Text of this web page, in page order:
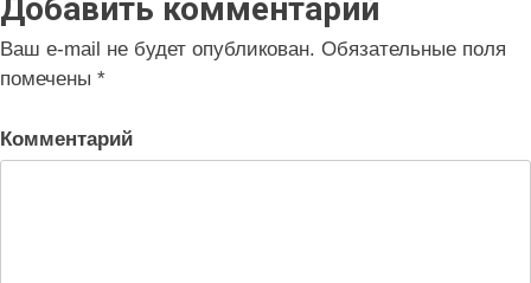
записям
Добавить комментарий
Ваш e-mail не будет опубликован. Обязательные поля
помечены *
Комментарий